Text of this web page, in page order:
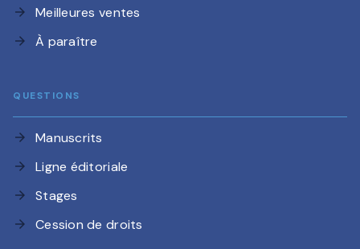
arrow_forward Meilleures ventes
arrow_forward À paraître
QUESTIONS
arrow_forward Manuscrits
arrow_forward Ligne éditoriale
arrow_forward Stages
arrow_forward Cession de droits